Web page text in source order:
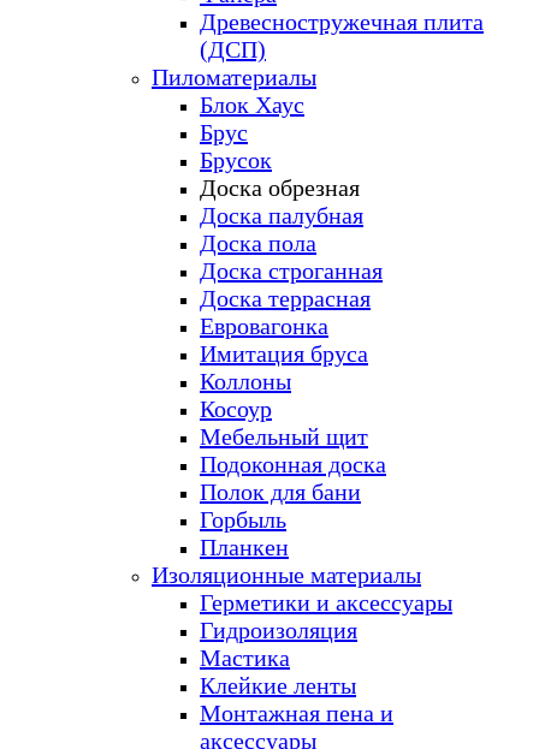
Древесностружечная плита
(ДСП)
Пиломатериалы
Блок Хаус
Брус
Брусок
Доска обрезная
Доска палубная
Доска пола
Доска строганная
Доска террасная
Евровагонка
Имитация бруса
Коллоны
Косоур
Мебельный щит
Подоконная доска
Полок для бани
Горбыль
Планкен
Изоляционные материалы
Герметики и аксессуары
Гидроизоляция
Мастика
Клейкие ленты
Монтажная пена и
аксессуары